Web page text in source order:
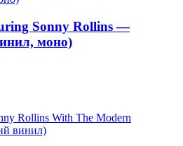
Sonny Rollins —
моно)